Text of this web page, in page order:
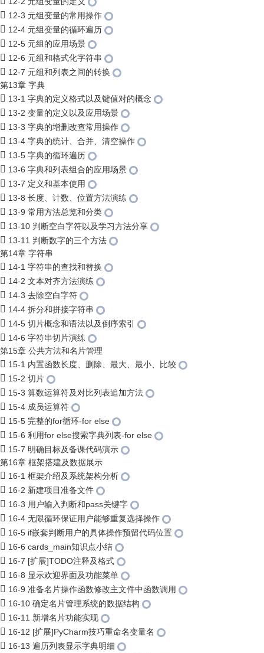
12-3 元组变量的常用操作
12-4 元组变量的循环遍历
12-5 元组的应用场景
12-6 元组和格式化字符串
12-7 元组和列表之间的转换
第13章 字典
13-1 字典的定义格式以及键值对的概念
13-2 变量的定义以及应用场景
13-3 字典的增删改查常用操作
13-4 字典的统计、合并、清空操作
13-5 字典的循环遍历
13-6 字典和列表组合的应用场景
13-7 定义和基本使用
13-8 长度、计数、位置方法演练
13-9 常用方法总览和分类
13-10 判断空白字符以及学习方法分享
13-11 判断数字的三个方法
第14章 字符串
14-1 字符串的查找和替换
14-2 文本对齐方法演练
14-3 去除空白字符
14-4 拆分和拼接字符串
14-5 切片概念和语法以及倒序索引
14-6 字符串切片演练
第15章 公共方法和名片管理
15-1 内置函数长度、删除、最大、最小、比较
15-2 切片
15-3 算数运算符及对比列表追加方法
15-4 成员运算符
15-5 完整的for循环-for else
15-6 利用for else搜索字典列表-for else
15-7 明确目标及备课代码演示
第16章 框架搭建及数据展示
16-1 框架介绍及系统架构分析
16-2 新建项目准备文件
16-3 用户输入判断和pass关键字
16-4 无限循环保证用户能够重复选择操作
16-5 if嵌套判断用户的具体操作预留代码位置
16-6 cards_main知识点小结
16-7 [扩展]TODO注释及格式
16-8 显示欢迎界面及功能菜单
16-9 准备名片操作函数修改主文件中函数调用
16-10 确定名片管理系统的数据结构
16-11 新增名片功能实现
16-12 [扩展]PyCharm技巧重命名变量名
16-13 遍历列表显示字典明细